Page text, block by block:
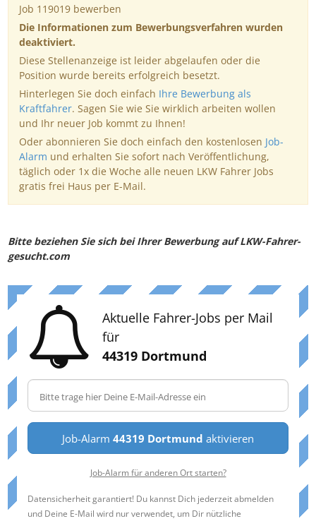
Job 119019 bewerben
Die Informationen zum Bewerbungsverfahren wurden
deaktiviert.
Diese Stellenanzeige ist leider abgelaufen oder die
Position wurde bereits erfolgreich besetzt.
Hinterlegen Sie doch einfach Ihre Bewerbung als
Kraftfahrer. Sagen Sie wie Sie wirklich arbeiten wollen
und Ihr neuer Job kommt zu Ihnen!
Oder abonnieren Sie doch einfach den kostenlosen Job-
Alarm und erhalten Sie sofort nach Veröffentlichung,
täglich oder 1x die Woche alle neuen LKW Fahrer Jobs
gratis frei Haus per E-Mail.
Bitte beziehen Sie sich bei Ihrer Bewerbung auf LKW-Fahrer-
gesucht.com
Aktuelle Fahrer-Jobs per Mail
für
44319 Dortmund
Job-Alarm 44319 Dortmund aktivieren
Job-Alarm für anderen Ort starten?
Datensicherheit garantiert! Du kannst Dich jederzeit abmelden
und Deine E-Mail wird nur verwendet, um Dir nützliche